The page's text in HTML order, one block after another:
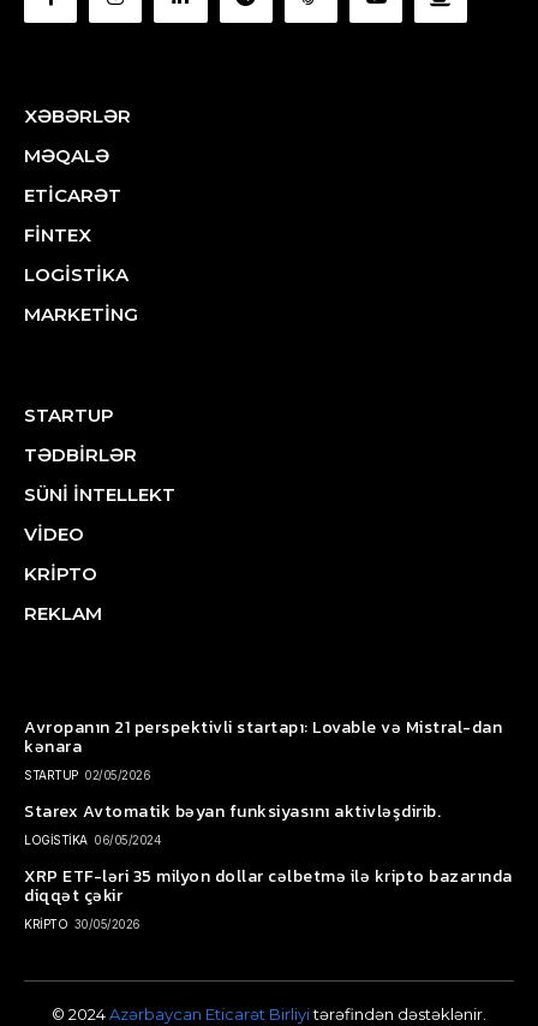
XƏBƏRLƏR
MƏQALƏ
ETİCARƏT
FİNTEX
LOGİSTİKA
MARKETİNG
STARTUP
TƏDBİRLƏR
SÜNİ İNTELLEKT
VİDEO
KRİPTO
REKLAM
Avropanın 21 perspektivli startapı: Lovable və Mistral-dan
kənara
STARTUP 02/05/2026
Starex Avtomatik bəyan funksiyasını aktivləşdirib.
LOGİSTİKA 06/05/2024
XRP ETF-ləri 35 milyon dollar cəlbetmə ilə kripto bazarında
diqqət çəkir
KRİPTO 30/05/2026
© 2024Azərbaycan Eticarət Birliyitərəfindən dəstəklənir.